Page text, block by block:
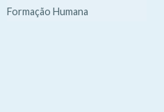
Formação Humana